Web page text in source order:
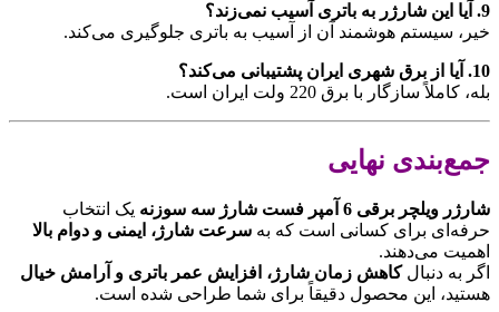
9. آیا این شارژر به باتری آسیب نمی‌زند؟
خیر، سیستم هوشمند آن از آسیب به باتری جلوگیری می‌کند.
10. آیا از برق شهری ایران پشتیبانی می‌کند؟
بله، کاملاً سازگار با برق 220 ولت ایران است.
جمع‌بندی نهایی
شارژر ویلچر برقی 6 آمپر فست شارژ سه سوزنه
یک انتخاب
حرفه‌ای برای کسانی است که به سرعت شارژ، ایمنی و دوام بالا
اهمیت می‌دهند.
اگر به دنبالکاهش زمان شارژ، افزایش عمر باتری و آرامش خیال
هستید، این محصول دقیقاً برای شما طراحی شده است.